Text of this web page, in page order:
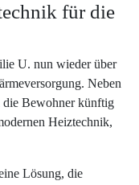
für die
U. nun wieder über
Neben
Bewohner künftig
Heiztechnik,
Lösung, die